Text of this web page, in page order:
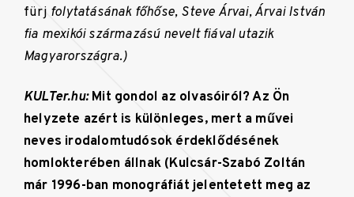
fürj folytatásának főhőse, Steve Árvai, Árvai István
fia mexikói származású nevelt fiával utazik
Magyarországra.)
KULTer.hu: Mit gondol az olvasóiról? Az Ön
helyzete azért is különleges, mert a művei
neves irodalomtudósok érdeklődésének
homlokterében állnak (Kulcsár-Szabó Zoltán
már 1996-ban monográfiát jelentetett meg az